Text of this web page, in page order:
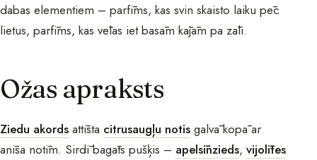
dabas elementiem – parfīms, kas svin skaisto laiku pēc
lietus, parfīms, kas vēlas iet basām kājām pa zāli.
Ožas apraksts
Ziedu akords attīsta citrusaugļu notis galvā kopā ar
anīsa notīm. Sirdī bagāts pušķis – apelsīnzieds, vijolītes